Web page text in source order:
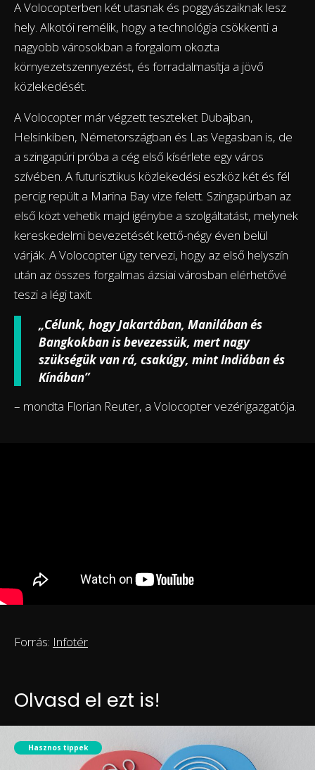
A Volocopterben két utasnak és poggyászaiknak lesz
hely. Alkotói remélik, hogy a technológia csökkenti a
nagyobb városokban a forgalom okozta
környezetszennyezést, és forradalmasítja a jövő
közlekedését.
A Volocopter már végzett teszteket Dubajban,
Helsinkiben, Németországban és Las Vegasban is, de
a szingapúri próba a cég első kísérlete egy város
szívében. A futurisztikus közlekedési eszköz két és fél
percig repült a Marina Bay vize felett. Szingapúrban az
első közt vehetik majd igénybe a szolgáltatást, melynek
kereskedelmi bevezetését kettő-négy éven belül
várják. A Volocopter úgy tervezi, hogy az első helyszín
után az összes forgalmas ázsiai városban elérhetővé
teszi a légi taxit.
„Célunk, hogy Jakartában, Manilában és
Bangkokban is bevezessük, mert nagy
szükségük van rá, csakúgy, mint Indiában és
Kínában”
– mondta Florian Reuter, a Volocopter vezérigazgatója.
Forrás: Infotér
Olvasd el ezt is!
Hasznos tippek